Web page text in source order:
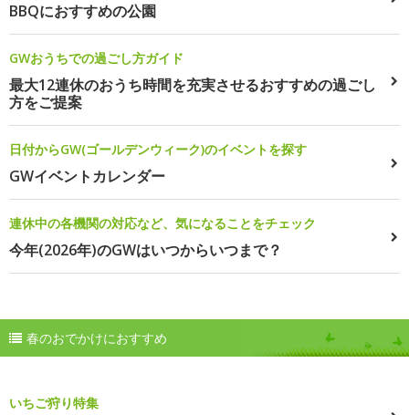
BBQにおすすめの公園
GWおうちでの過ごし方ガイド
最大12連休のおうち時間を充実させるおすすめの過ごし
方をご提案
日付からGW(ゴールデンウィーク)のイベントを探す
GWイベントカレンダー
連休中の各機関の対応など、気になることをチェック
今年(2026年)のGWはいつからいつまで？
春のおでかけにおすすめ
いちご狩り特集